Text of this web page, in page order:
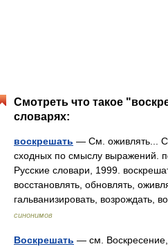
Смотреть что такое
словарях:
воскрешать — См. оживлять...
сходных по смыслу выражений.
Русские словари, 1999.
восстановлять, обновлять,
гальванизировать, возрождать,
синонимов
Воскрешать — см.